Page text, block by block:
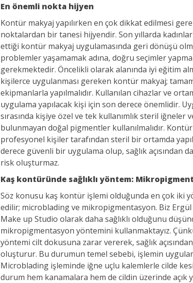
En önemli nokta hijyen
Kontür makyaj yapılırken en çok dikkat edilmesi
noktalardan bir tanesi hijyendir. Son yıllarda
ettiği kontür makyaj uygulamasında geri dönüşü
problemler yaşamamak adına, doğru seçimler
gerekmektedir. Öncelikli olarak alanında iyi eğitim
kişilerce uygulanması gereken kontür makyaj;
ekipmanlarla yapılmalıdır. Kullanılan cihazlar ve
uygulama yapılacak kişi için son derece önemlidir.
sırasında kişiye özel ve tek kullanımlık steril iğneler
bulunmayan doğal pigmentler kullanılmalıdır.
profesyonel kişiler tarafından steril bir ortamda
derece güvenli bir uygulama olup, sağlık açısından
risk oluşturmaz.
Kaş kontüründe sağlıklı yöntem:
Söz konusu kaş kontür işlemi olduğunda en çok iki
edilir; microblading ve mikropigmentasyon. Biz
Make up Studio olarak daha sağlıklı olduğunu
mikropigmentasyon yöntemini kullanmaktayız.
yöntemi cilt dokusuna zarar vererek, sağlık
oluşturur. Bu durumun temel sebebi, işlemin
Microblading işleminde iğne uçlu kalemlerle cilde
durum hem kanamalara hem de cildin üzerinde açık